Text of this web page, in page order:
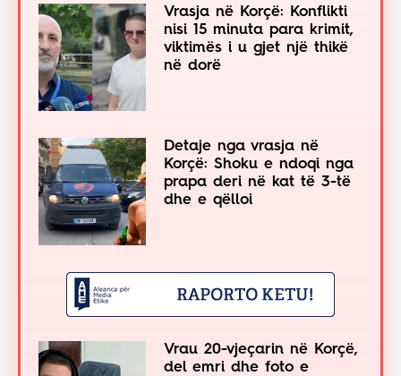
Vrasja në Korçë: Konflikti
nisi 15 minuta para krimit,
viktimës i u gjet një thikë
në dorë
Detaje nga vrasja në
Korçë: Shoku e ndoqi nga
prapa deri në kat të 3-të
dhe e qëlloi
Vrau 20-vjeçarin në Korçë,
del emri dhe foto e